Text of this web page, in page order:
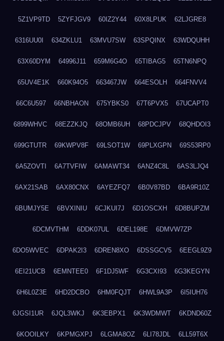
5Z1VP9TD 5ZYFJGV9 60IZ2Y44 60X8LPUK 62LJGRE8
6316UU0I 634ZKLU1 63MVU7SW 63SPQINX 63WDQUHH
63X60DYM 64996J11 659M6G4O 65TIBAG5 65TN6NPQ
65UV4E1K 660K94O5 663467JW 664ESOLH 664FNVV4
66C6U597 66NBHAON 675YBKS0 67T6PVX5 67UCAPT0
6899WHVC 68EZZKJQ 68OMB6UH 68PDCJPV 68QHDOI3
699GTUTR 69KWPV8F 69LSOT1W 69PLXGPN 69S53RP0
6A5ZOVTI 6A7TVFIW 6AMAWT34 6ANZ4C8L 6AS3LJQ4
6AX21SAB 6AX80CNX 6AYEZFQ7 6B0V87BD 6BA9R10Z
6BUMJY5E 6BVXINIU 6CJKUI7J 6D1OSCXH 6D8BUPZM
6DCMVTHM 6DDK07UL 6DEL198E 6DMVW7ZP
6DO5WVEC 6DPAK2I3 6DREN8XO 6DSSGCV5 6EEGL9Z9
6EI21UCB 6EMNTEE0 6F1DJ5WF 6G3CXI93 6G3KEGYN
6H6L0Z3E 6HD2DCBO 6HM0FQJT 6HWL9A3P 6I5IUH76
6JGSI1UR 6JQL3WKJ 6K3EBPX1 6K3WDMWT 6KDND60Z
6KOOILKY 6KPMGXPJ 6LGMA8OZ 6LI78JDL 6LL59T6X